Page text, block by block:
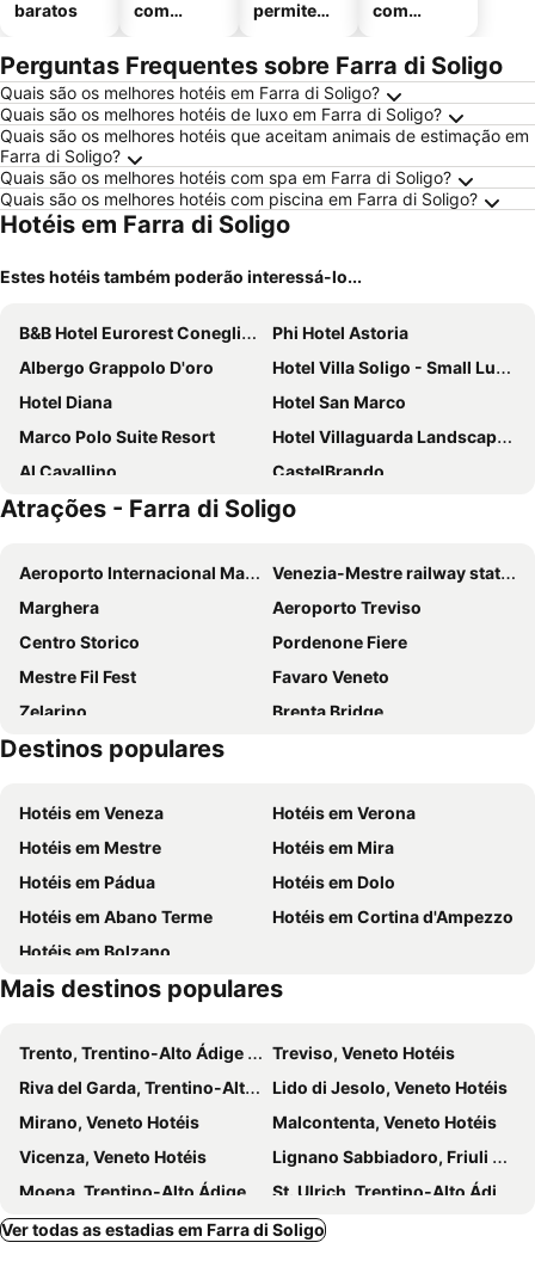
baratos
com
permitem
com
mento
Perguntas Frequentes sobre Farra di Soligo
Quais são os melhores hotéis em Farra di Soligo?
Quais são os melhores hotéis de luxo em Farra di Soligo?
Quais são os melhores hotéis que aceitam animais de estimação em
Farra di Soligo?
Quais são os melhores hotéis com spa em Farra di Soligo?
Quais são os melhores hotéis com piscina em Farra di Soligo?
Hotéis em Farra di Soligo
Estes hotéis também poderão interessá-lo...
B&B Hotel Eurorest Conegliano
Phi Hotel Astoria
Albergo Grappolo D'oro
Hotel Villa Soligo - Small Luxury Hotels of the World
Hotel Diana
Hotel San Marco
Marco Polo Suite Resort
Hotel Villaguarda Landscape Experience
Al Cavallino
CastelBrando
Albergo Alla Pineta
Prealpi Hotel
Atrações - Farra di Soligo
Aeroporto Internacional Marco Polo
Venezia-Mestre railway station
Marghera
Aeroporto Treviso
Centro Storico
Pordenone Fiere
Mestre Fil Fest
Favaro Veneto
Zelarino
Brenta Bridge
Saint Peter's Cathedral
Centro storico
Valmorel
San Fior di Sopra
Grotte del Caglieron
San Floriano
Nevegal
Concorso Pirotecnico Città di Bassano del Grappa
Piancavallo
I Cadini del Brenton
Tessera
Palio di Castelfranco Veneto
Destinos populares
Hotéis em Veneza
Hotéis em Verona
Hotéis em Mestre
Hotéis em Mira
Hotéis em Pádua
Hotéis em Dolo
Hotéis em Abano Terme
Hotéis em Cortina d'Ampezzo
Hotéis em Bolzano
Mais destinos populares
Trento, Trentino-Alto Ádige Hotéis
Treviso, Veneto Hotéis
Riva del Garda, Trentino-Alto Ádige Hotéis
Lido di Jesolo, Veneto Hotéis
Mirano, Veneto Hotéis
Malcontenta, Veneto Hotéis
Vicenza, Veneto Hotéis
Lignano Sabbiadoro, Friuli Venecia Júlia Hotéis
Moena, Trentino-Alto Ádige Hotéis
St. Ulrich, Trentino-Alto Ádige Hotéis
Bibione, Veneto Hotéis
Nago Torbole, Trentino-Alto Ádige Hotéis
Ver todas as estadias em Farra di Soligo